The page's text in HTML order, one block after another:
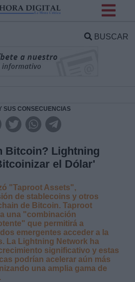
BUSCAR
SUS CONSECUENCIAS
Bitcoin? Lightning
el Dólar'
"Taproot Assets",
de stablecoins y otros
de Bitcoin. Taproot
una "combinación
que permitirá a
emergentes acceder a la
La Lightning Network ha
significativo y estas
podrían acelerar aún más
una amplia gama de